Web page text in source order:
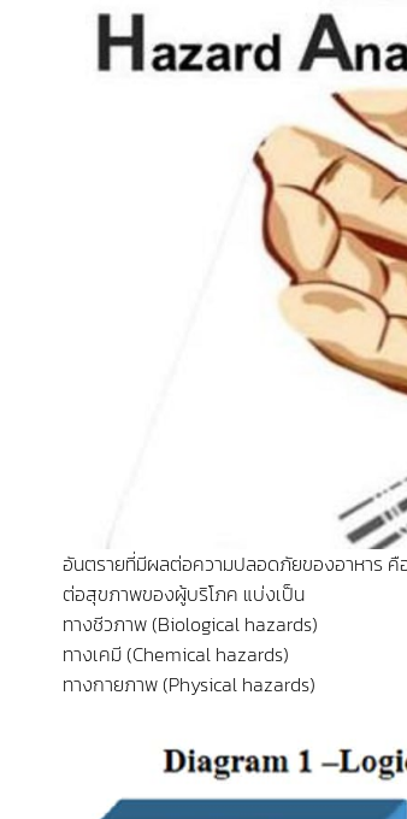
อันตรายที่มีผลต่อความปลอดภัยของอาหาร คื
ต่อสุขภาพของผู้บริโภค แบ่งเป็น
ทางชีวภาพ (Biological hazards)
ทางเคมี (Chemical hazards)
ทางกายภาพ (Physical hazards)